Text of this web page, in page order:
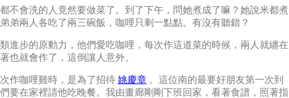
不會洗的人竟然要做菜了。到了下午，問她煮成了嘛？她說米都煮
弟兩人各吃了兩三碗飯，咖哩只剩一點點。有沒有聽錯？
進步的原動力，他們愛吃咖哩，每次作這道菜的時候，兩人就纏在
也就會作了，這倒讓人意外。
作咖哩雞時，是為了招待 姚慶章 。這位南的最要好朋友第一次到
要在家裡請他吃晚餐。我由畫廊剛剛下班回家，看著食譜，照著指